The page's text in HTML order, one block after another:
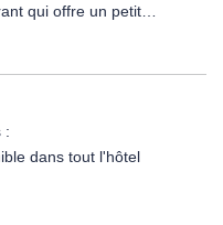
qui offre un petit
et propose une large
:
dans tout l'hôtel